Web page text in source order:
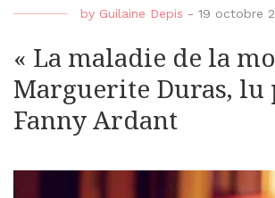
by Guilaine Depis - 19 octobre
« La maladie de la
Marguerite Duras, lu
Fanny Ardant